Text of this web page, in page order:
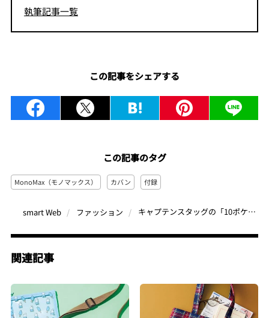
執筆記事一覧
この記事をシェアする
この記事のタグ
MonoMax（モノマックス） カバン 付録
smart Web ファッション キャプテンスタッグの「10ポケットバッグ」が収納の神だった！500mlペットボトルも入るのに、中身が一生散らからない“最強の付録”
関連記事